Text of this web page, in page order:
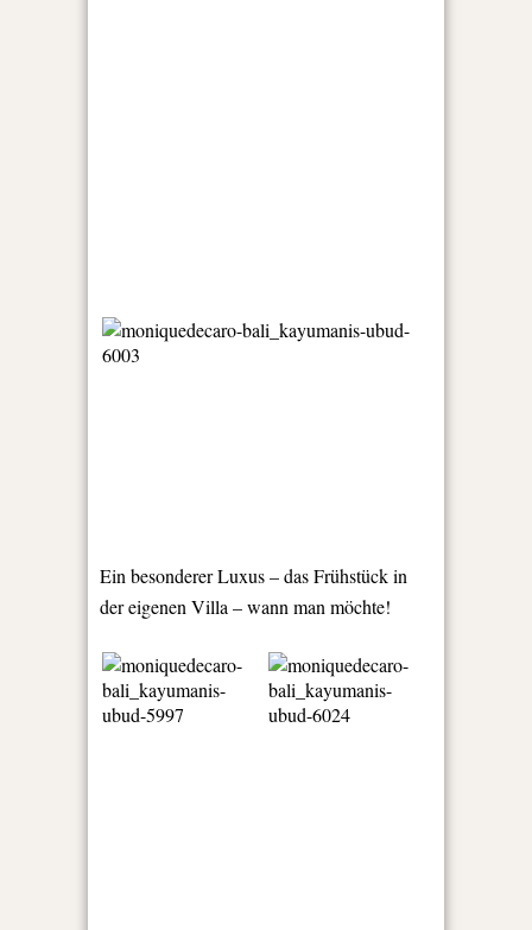
Ein besonderer Luxus – das Frühstück in
der eigenen Villa – wann man möchte!